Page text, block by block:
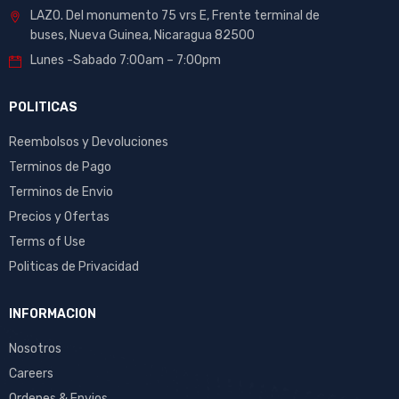
LAZO. Del monumento 75 vrs E, Frente terminal de
buses, Nueva Guinea, Nicaragua 82500
Lunes -Sabado 7:00am – 7:00pm
POLITICAS
Reembolsos y Devoluciones
Terminos de Pago
Terminos de Envio
Precios y Ofertas
Terms of Use
Politicas de Privacidad
INFORMACION
Nosotros
Careers